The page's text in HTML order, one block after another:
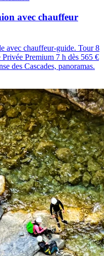
avec chauffeur
avec chauffeur-guide. Tour 8
Premium 7 h dès 565 €
des Cascades, panoramas.